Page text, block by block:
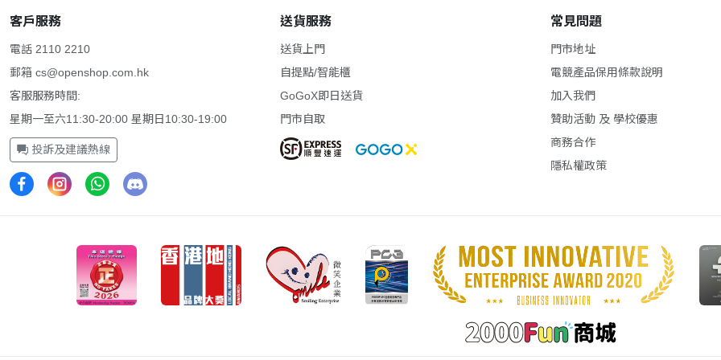
客戶服務
電話 2110 2210
郵箱 cs@openshop.com.hk
客服服務時間:
星期一至六11:30-20:00 星期日10:30-19:00
投訴及建議熱線
送貨服務
送貨上門
自提點/智能櫃
GoGoX即日送貨
門市自取
常見問題
門市地址
電競產品保用條款說明
加入我們
贊助活動 及 學校優惠
商務合作
隱私權政策